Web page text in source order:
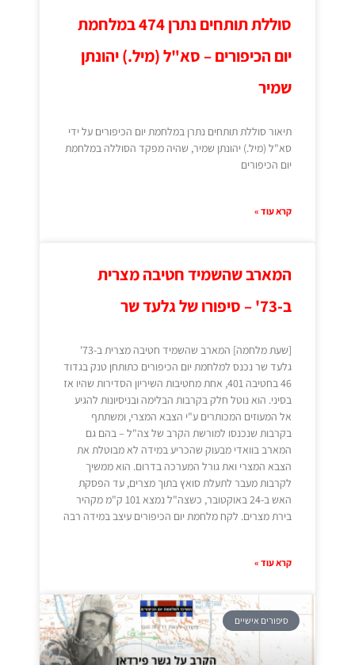
סוללת תותחים נתרן 474 במלחמת
יום הכיפורים – סא"ל (מיל.) יהונתן
שמיר
תיאור סוללת תותחים נתרן במלחמת יום הכיפורים על ידי
סא"ל (מיל.) יהונתן שמיר, שהיה מפקד הסוללה במלחמת
יום הכיפורים
קרא עוד »
המארב שהשמיד חטיבה מצרית
ב-73' – סיפורו של גלעד שר
[שעת מלחמה] המארב שהשמיד חטיבה מצרית ב-73'
גלעד שר נכנס למלחמת יום הכיפורים כתותחן טנק בגדוד
46 בחטיבה 401, אחת מחטיבות השיריון הסדירות שהיו אז
בסיני. הוא נוטל חלק בקרבות הבלימה ובניסיונות להגיע
אל המעוזים המכותרים ע"י הצבא המצרי, ומשתתף
בקרבות שנכנסו למורשת הקרב של צה"ל – בהם גם
המארב בוואדי מבעוק שהכריע במידה לא מבוטלת את
הצבא המצרי ואת גורל המערכה בדרום. הוא ממשיך
לקרבות מעבר לתעלת סואץ בתוך מצרים, עד הפסקת
האש ב-24 באוקטובר, כשצה"ל נמצא 101 ק"מ מקהיר
בירת מצרים. לקח מלחמת יום הכיפורים עיצב במידה רבה
קרא עוד »
סיפורים אישיים